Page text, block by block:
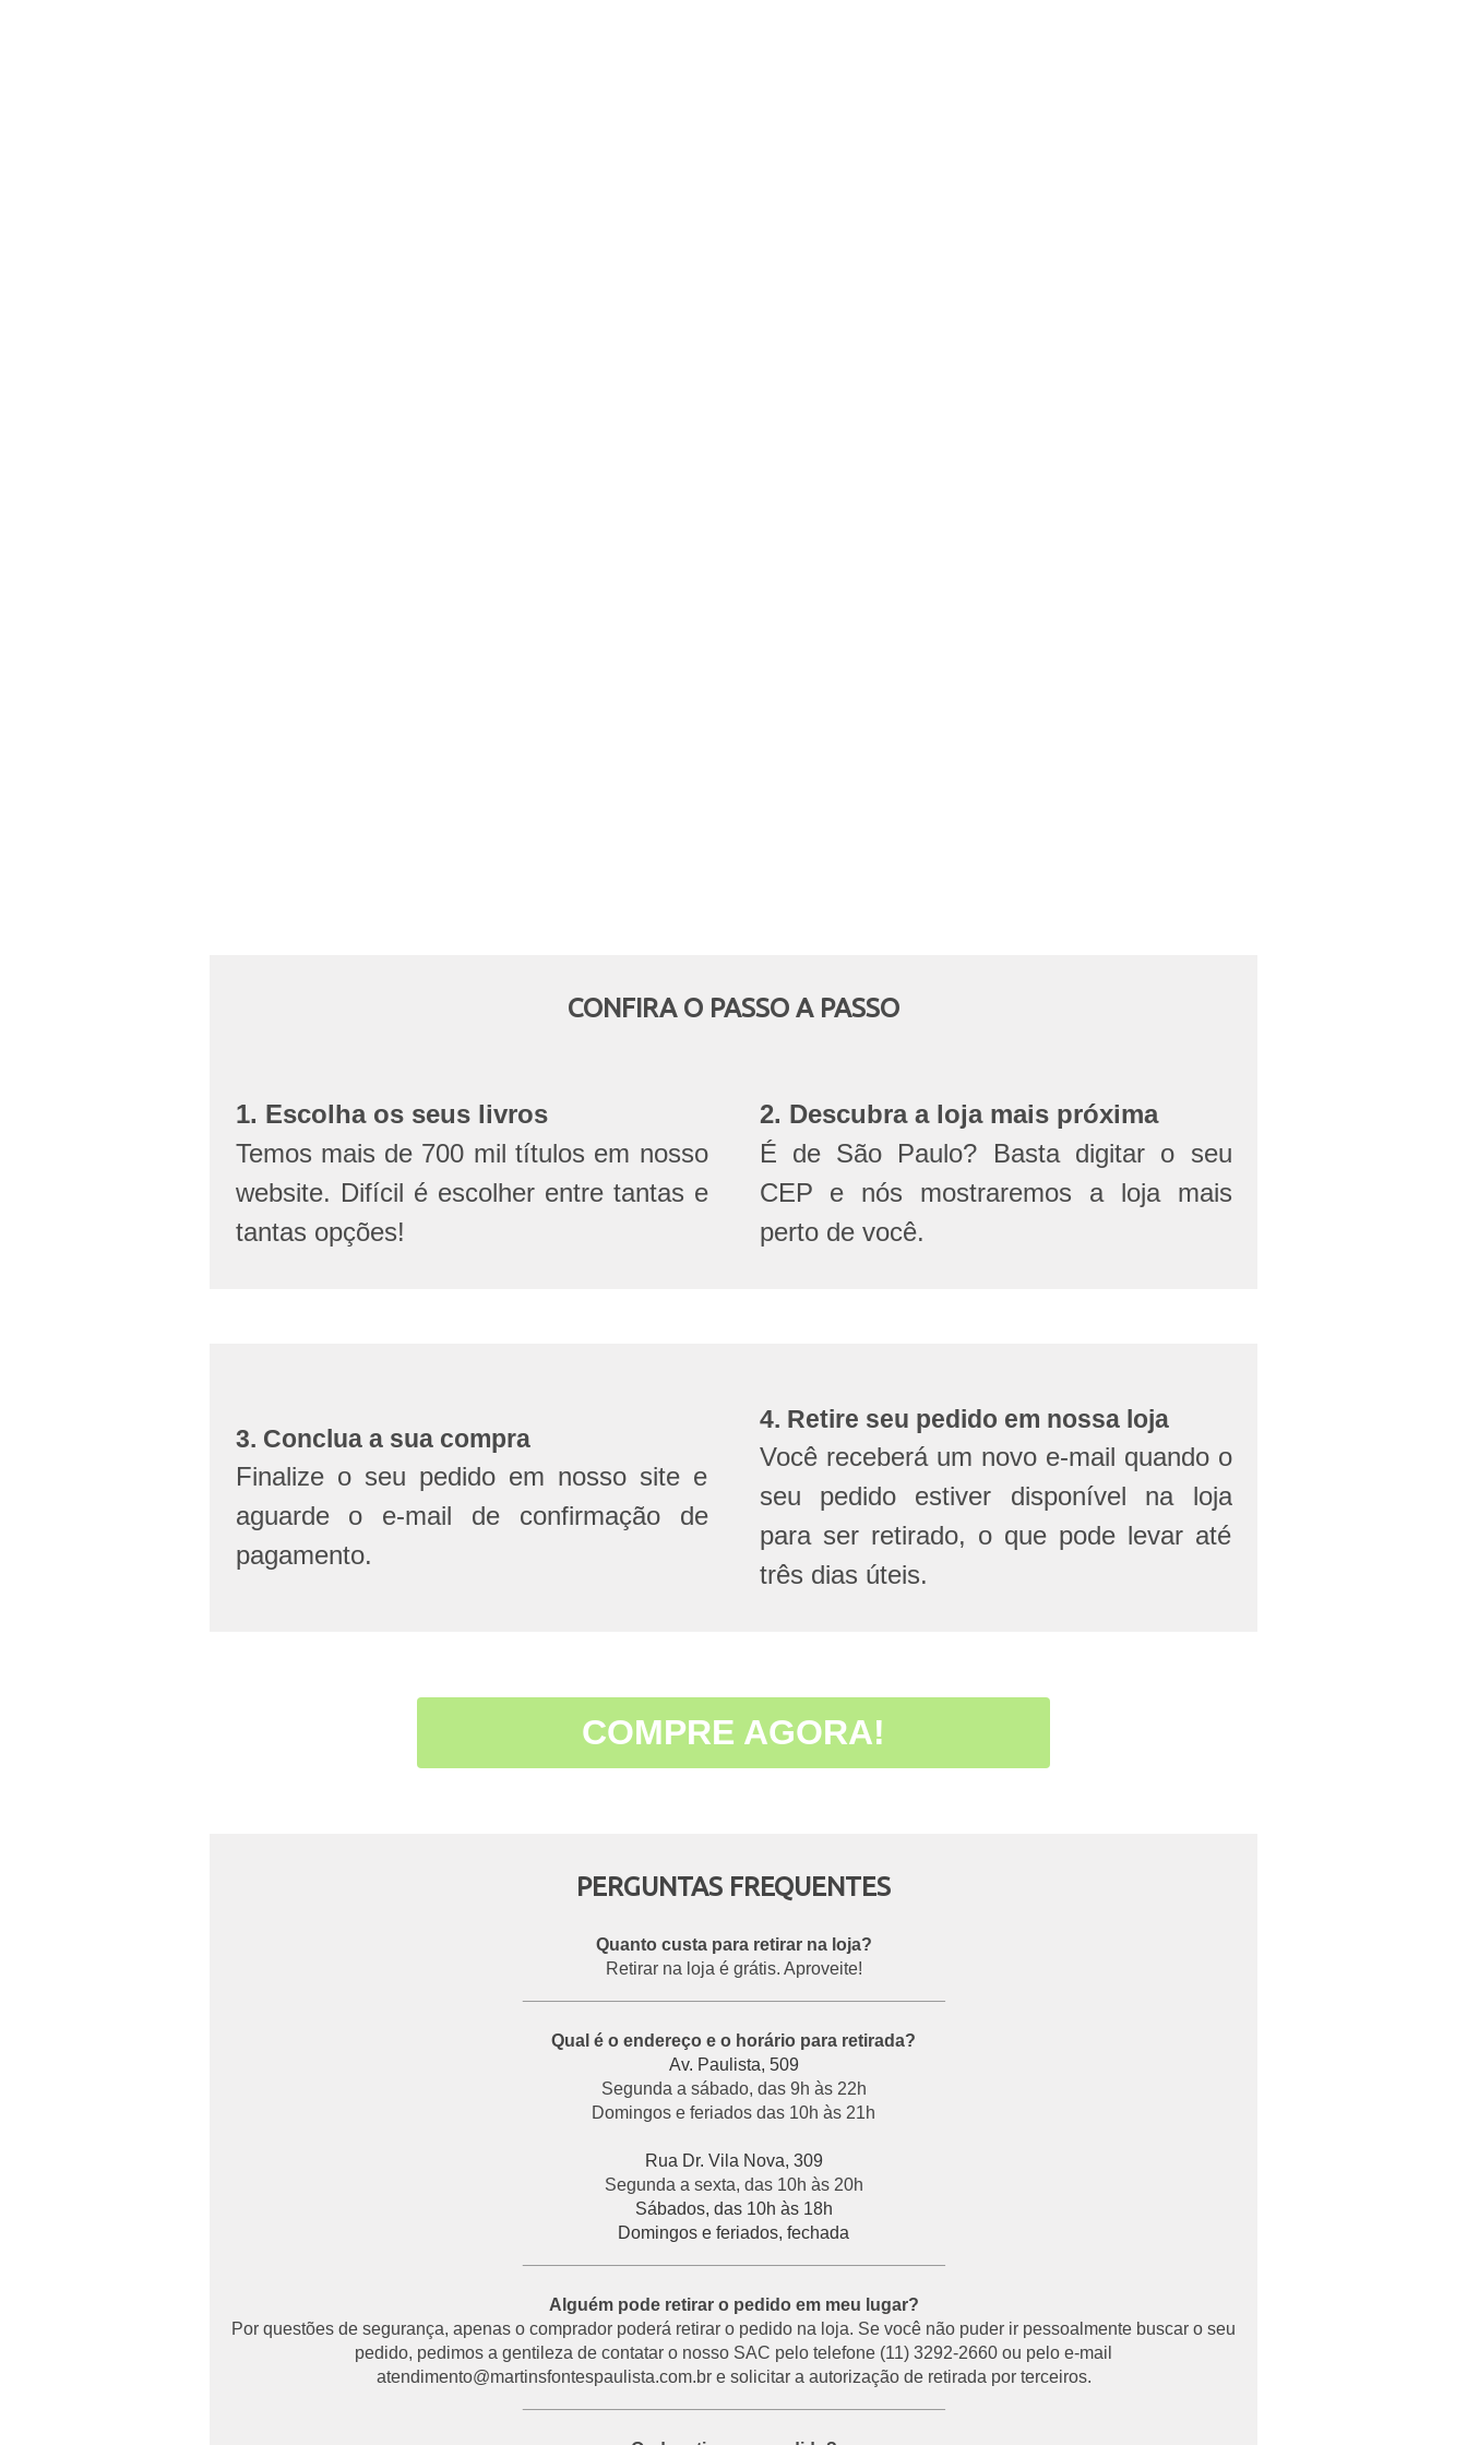
CONFIRA O PASSO A PASSO
1. Escolha os seus livros
Temos mais de 700 mil títulos em nosso
website. Difícil é escolher entre tantas e
tantas opções!
2. Descubra a loja mais próxima
É de São Paulo? Basta digitar o seu
CEP e nós mostraremos a loja mais
perto de você.
3. Conclua a sua compra
Finalize o seu pedido em nosso site e
aguarde o e-mail de confirmação de
pagamento.
4. Retire seu pedido em nossa loja
Você receberá um novo e-mail quando o
seu pedido estiver disponível na loja
para ser retirado, o que pode levar até
três dias úteis.
COMPRE AGORA!
PERGUNTAS FREQUENTES
Quanto custa para retirar na loja?
Retirar na loja é grátis. Aproveite!
Qual é o endereço e o horário para retirada?
Av. Paulista, 509
Segunda a sábado, das 9h às 22h
Domingos e feriados das 10h às 21h
Rua Dr. Vila Nova, 309
Segunda a sexta, das 10h às 20h
Sábados, das 10h às 18h
Domingos e feriados, fechada
Alguém pode retirar o pedido em meu lugar?
Por questões de segurança, apenas o comprador poderá retirar o pedido na loja. Se você não puder ir pessoalmente buscar o seu
pedido, pedimos a gentileza de contatar o nosso SAC pelo telefone (11) 3292-2660 ou pelo e-mail
atendimento@martinsfontespaulista.com.br e solicitar a autorização de retirada por terceiros.